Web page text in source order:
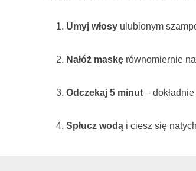
Umyj włosy ulubionym
Nałóż maskę równomiernie
Odczekaj 5 minut –
Spłucz wodą i ciesz się